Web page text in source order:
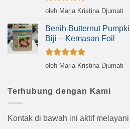
Dinilai5
oleh Maria Kristina Djumati
Benih Butternut
Biji – Kemasan Foil
Dinilai5
oleh Maria Kristina Djumati
Terhubung dengan Kami
Kontak di bawah ini aktif